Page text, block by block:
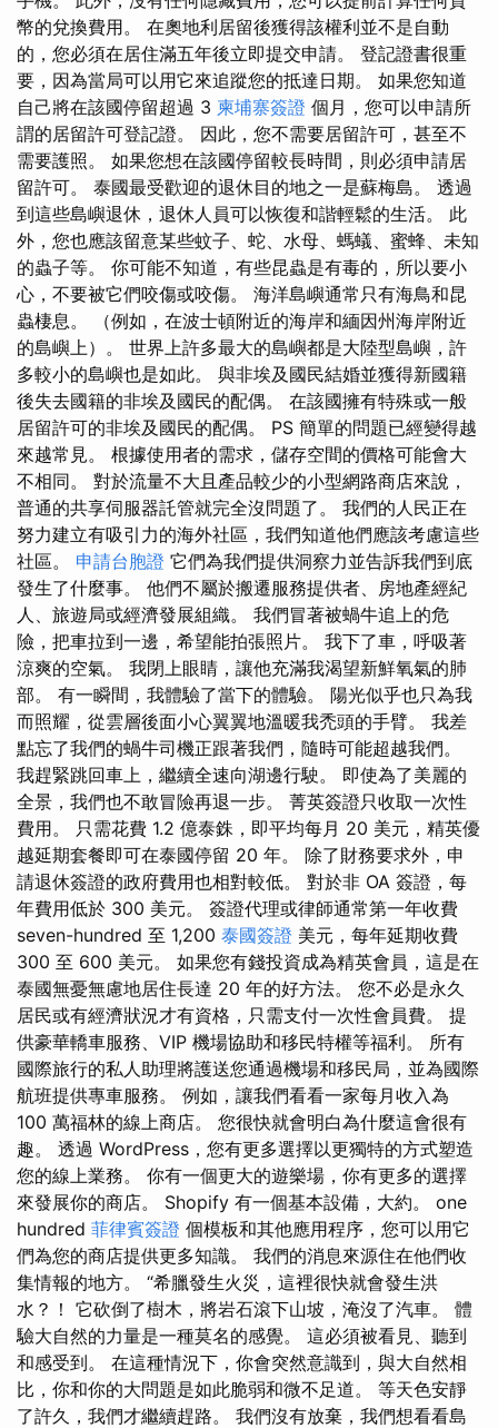
幣的兌換費用。 在奧地利居留後獲得該權利並不是自動
的，您必須在居住滿五年後立即提交申請。 登記證書很重
要，因為當局可以用它來追蹤您的抵達日期。 如果您知道
自己將在該國停留超過 3 柬埔寨簽證 個月，您可以申請所
謂的居留許可登記證。 因此，您不需要居留許可，甚至不
需要護照。 如果您想在該國停留較長時間，則必須申請居
留許可。 泰國最受歡迎的退休目的地之一是蘇梅島。 透過
到這些島嶼退休，退休人員可以恢復和諧輕鬆的生活。 此
外，您也應該留意某些蚊子、蛇、水母、螞蟻、蜜蜂、未知
的蟲子等。 你可能不知道，有些昆蟲是有毒的，所以要小
心，不要被它們咬傷或咬傷。 海洋島嶼通常只有海鳥和昆
蟲棲息。 （例如，在波士頓附近的海岸和緬因州海岸附近
的島嶼上）。 世界上許多最大的島嶼都是大陸型島嶼，許
多較小的島嶼也是如此。 與非埃及國民結婚並獲得新國籍
後失去國籍的非埃及國民的配偶。 在該國擁有特殊或一般
居留許可的非埃及國民的配偶。 PS 簡單的問題已經變得越
來越常見。 根據使用者的需求，儲存空間的價格可能會大
不相同。 對於流量不大且產品較少的小型網路商店來說，
普通的共享伺服器託管就完全沒問題了。 我們的人民正在
努力建立有吸引力的海外社區，我們知道他們應該考慮這些
社區。 申請台胞證 它們為我們提供洞察力並告訴我們到底
發生了什麼事。 他們不屬於搬遷服務提供者、房地產經紀
人、旅遊局或經濟發展組織。 我們冒著被蝸牛追上的危
險，把車拉到一邊，希望能拍張照片。 我下了車，呼吸著
涼爽的空氣。 我閉上眼睛，讓他充滿我渴望新鮮氧氣的肺
部。 有一瞬間，我體驗了當下的體驗。 陽光似乎也只為我
而照耀，從雲層後面小心翼翼地溫暖我禿頭的手臂。 我差
點忘了我們的蝸牛司機正跟著我們，隨時可能超越我們。
我趕緊跳回車上，繼續全速向湖邊行駛。 即使為了美麗的
全景，我們也不敢冒險再退一步。 菁英簽證只收取一次性
費用。 只需花費 1.2 億泰銖，即平均每月 20 美元，精英優
越延期套餐即可在泰國停留 20 年。 除了財務要求外，申
請退休簽證的政府費用也相對較低。 對於非 OA 簽證，每
年費用低於 300 美元。 簽證代理或律師通常第一年收費
seven-hundred 至 1,200 泰國簽證 美元，每年延期收費
300 至 600 美元。 如果您有錢投資成為精英會員，這是在
泰國無憂無慮地居住長達 20 年的好方法。 您不必是永久
居民或有經濟狀況才有資格，只需支付一次性會員費。 提
供豪華轎車服務、VIP 機場協助和移民特權等福利。 所有
國際旅行的私人助理將護送您通過機場和移民局，並為國際
航班提供專車服務。 例如，讓我們看看一家每月收入為
100 萬福林的線上商店。 您很快就會明白為什麼這會很有
趣。 透過 WordPress，您有更多選擇以更獨特的方式塑造
您的線上業務。 你有一個更大的遊樂場，你有更多的選擇
來發展你的商店。 Shopify 有一個基本設備，大約。 one
hundred 菲律賓簽證 個模板和其他應用程序，您可以用它
們為您的商店提供更多知識。 我們的消息來源住在他們收
集情報的地方。 “希臘發生火災，這裡很快就會發生洪
水？！ 它砍倒了樹木，將岩石滾下山坡，淹沒了汽車。 體
驗大自然的力量是一種莫名的感覺。 這必須被看見、聽到
和感受到。 在這種情況下，你會突然意識到，與大自然相
比，你和你的大問題是如此脆弱和微不足道。 等天色安靜
了許久，我們才繼續趕路。 我們沒有放棄，我們想看看島